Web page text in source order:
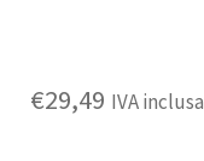
€29,49 IVA inclusa